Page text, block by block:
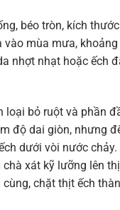
béo tròn, kích thước
mùa mưa, khoảng
nhợt nhạt hoặc ếch
loại bỏ ruột và phần
độ dai giòn, nhưng
dưới vòi nước
xát kỹ lưỡng lên
chặt thịt ếch